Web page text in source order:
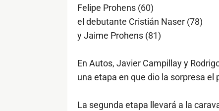
Felipe Prohens (60)
el debutante Cristián Naser (78)
y Jaime Prohens (81)
En Autos, Javier Campillay y
una etapa en que dio la sorpresa el
La segunda etapa llevará a la